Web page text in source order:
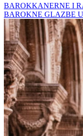
BAROKKANERNE I
BAROKNE GLAZBE